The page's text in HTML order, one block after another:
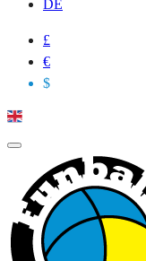
DE
£
€
$